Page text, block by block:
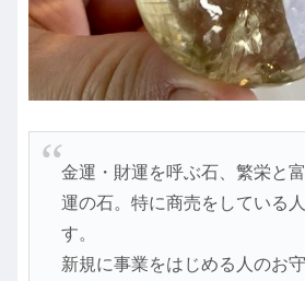
金運・財運を呼ぶ石、繁栄と
運の石。特に商売をしている
す。
新規に事業をはじめる人のお